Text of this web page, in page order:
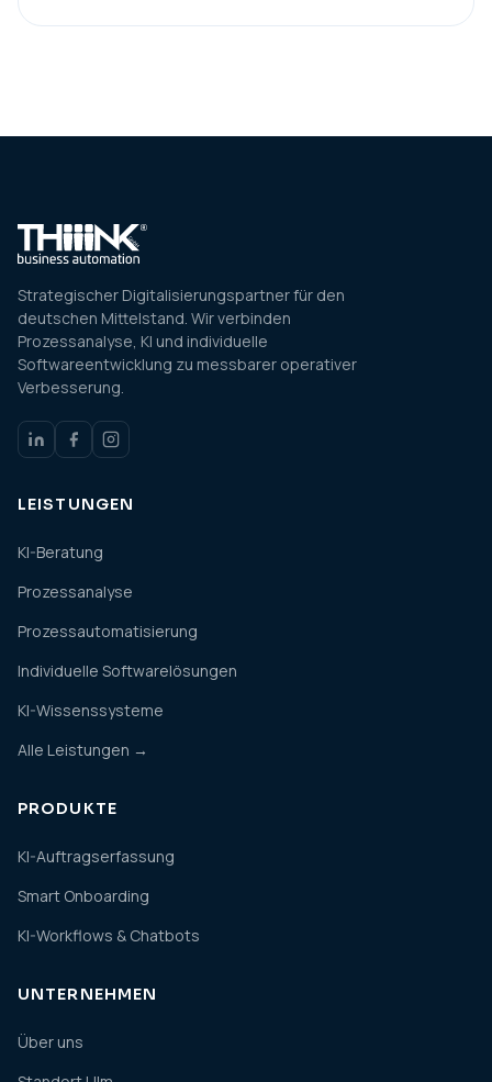
Strategischer Digitalisierungspartner für den
deutschen Mittelstand. Wir verbinden
Prozessanalyse, KI und individuelle
Softwareentwicklung zu messbarer operativer
Verbesserung.
LEISTUNGEN
KI-Beratung
Prozessanalyse
Prozessautomatisierung
Individuelle Softwarelösungen
KI-Wissenssysteme
Alle Leistungen →
PRODUKTE
KI-Auftragserfassung
Smart Onboarding
KI-Workflows & Chatbots
UNTERNEHMEN
Über uns